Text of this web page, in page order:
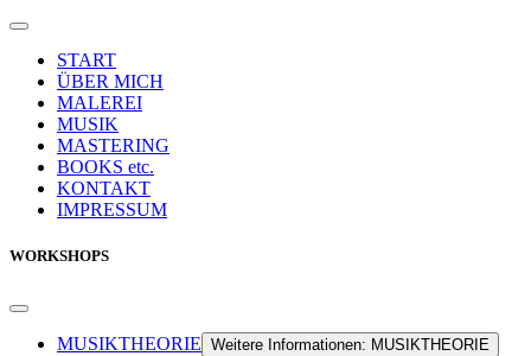
START
ÜBER MICH
MALEREI
MUSIK
MASTERING
BOOKS etc.
KONTAKT
IMPRESSUM
WORKSHOPS
MUSIKTHEORIE Weitere Informationen: MUSIKTHEORIE